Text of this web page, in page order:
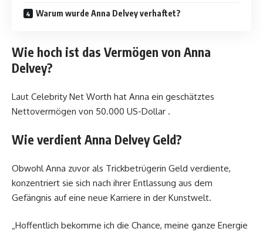
Warum wurde Anna Delvey verhaftet?
Wie hoch ist das Vermögen von Anna
Delvey?
Laut Celebrity Net Worth hat Anna ein geschätztes
Nettovermögen von 50.000 US-Dollar .
Wie verdient Anna Delvey Geld?
Obwohl Anna zuvor als Trickbetrügerin Geld verdiente,
konzentriert sie sich nach ihrer Entlassung aus dem
Gefängnis auf eine neue Karriere in der Kunstwelt.
„Hoffentlich bekomme ich die Chance, meine ganze Energie